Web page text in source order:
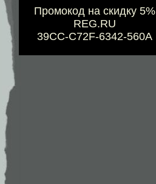
Промокод на скидку 5%
REG.RU
39CC-C72F-6342-560A